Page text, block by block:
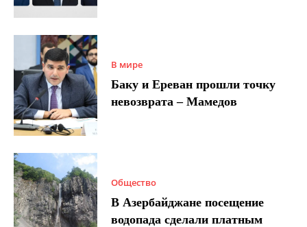
В мире
Баку и Ереван прошли точку
невозврата – Мамедов
Общество
В Азербайджане посещение
водопада сделали платным